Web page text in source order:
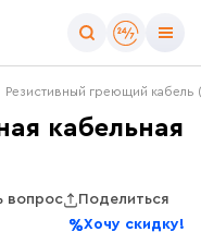
Резистивный греющий
кабельная
вопрос
Поделиться
Хочу скидку!